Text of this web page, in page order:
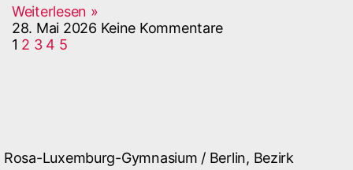
Weiterlesen »
28. Mai 2026 Keine Kommentare
1 2 3 4 5
Rosa-Luxemburg-Gymnasium / Berlin, Bezirk